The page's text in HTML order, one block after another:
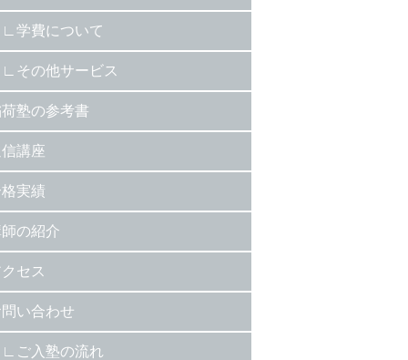
学費について
その他サービス
塾の参考書
講座
実績
の紹介
セス
問い合わせ
ご入塾の流れ